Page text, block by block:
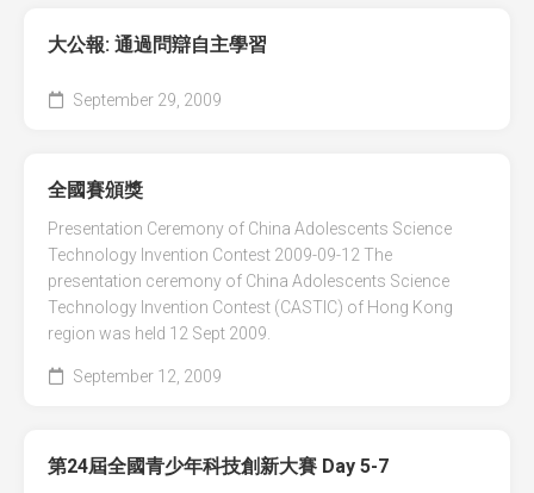
大公報: 通過問辯自主學習
September 29, 2009
全國賽頒獎
Presentation Ceremony of China Adolescents Science
Technology Invention Contest 2009-09-12 The
presentation ceremony of China Adolescents Science
Technology Invention Contest (CASTIC) of Hong Kong
region was held 12 Sept 2009.
September 12, 2009
第24屆全國青少年科技創新大賽 Day 5-7